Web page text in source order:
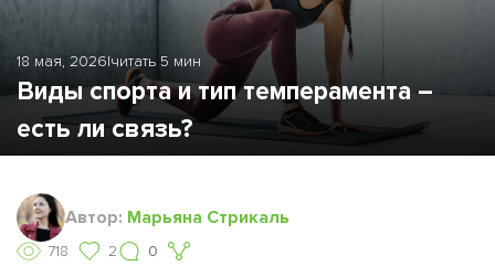
18 мая, 2026|читать 5 мин
Виды спорта и тип темперамента –
есть ли связь?
Автор: Марьяна Стрикаль
718 2 0